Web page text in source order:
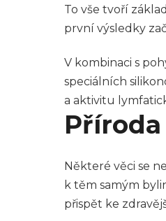
To vše tvoří
první výsledky
V kombinaci s
speciálních
a aktivitu
Některé věci se
k těm samým
přispět ke